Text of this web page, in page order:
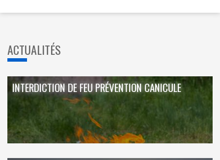
ACTUALITÉS
INTERDICTION DE FEU PRÉVENTION CANICULE